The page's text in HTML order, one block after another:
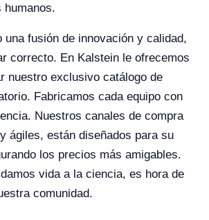
humanos.
una fusión de innovación y calidad,
correcto. En Kalstein le ofrecemos
nuestro exclusivo catálogo de
Fabricamos cada equipo con
Nuestros canales de compra
ágiles, están diseñados para su
los precios más amigables.
vida a la ciencia, es hora de
comunidad.